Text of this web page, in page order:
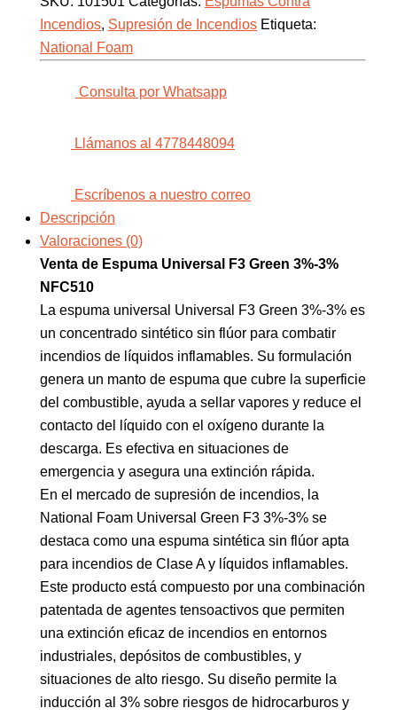
Incendios, Supresión de Incendios Etiqueta:
National Foam
Consulta por Whatsapp
Llámanos al 4778448094
Escríbenos a nuestro correo
Descripción
Valoraciones (0)
Venta de Espuma Universal F3 Green 3%-3%
NFC510
La espuma universal Universal F3 Green 3%-3% es
un concentrado sintético sin flúor para combatir
incendios de líquidos inflamables. Su formulación
genera un manto de espuma que cubre la superficie
del combustible, ayuda a sellar vapores y reduce el
contacto del líquido con el oxígeno durante la
descarga. Es efectiva en situaciones de
emergencia y asegura una extinción rápida.
En el mercado de supresión de incendios, la
National Foam Universal Green F3 3%-3% se
destaca como una espuma sintética sin flúor apta
para incendios de Clase A y líquidos inflamables.
Este producto está compuesto por una combinación
patentada de agentes tensoactivos que permiten
una extinción eficaz de incendios en entornos
industriales, depósitos de combustibles, y
situaciones de alto riesgo. Su diseño permite la
inducción al 3% sobre riesgos de hidrocarburos y